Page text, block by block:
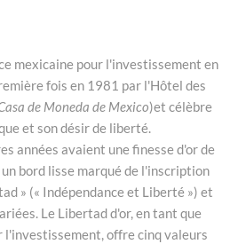
mexicaine pour l'investissement en
fois en 1981 par l'Hôtel des
de Moneda de Mexico)et célèbre
et son désir de liberté.
années avaient une finesse d'or de
bord lisse marqué de l'inscription
» (« Indépendance et Liberté ») et
Le Libertad d'or, en tant que
l'investissement, offre cinq valeurs